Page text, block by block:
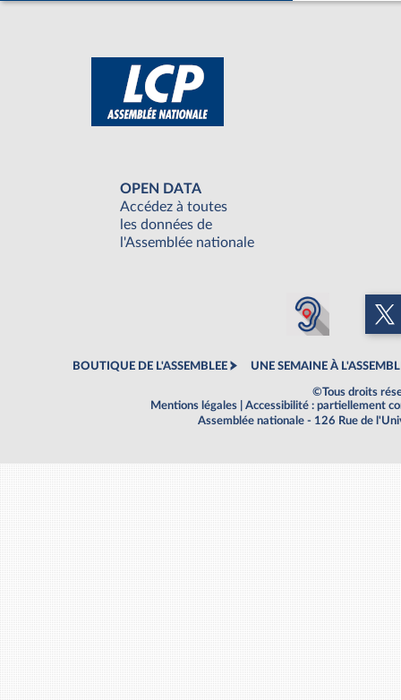
OPEN DATA
Accédez à toutes
les données de
l'Assemblée nationale
BOUTIQUE DE L'ASSEMBLEE UNE SEMAINE À
©Tous droits
Mentions légales
Accessibilité : partiellement
Assemblée nationale - 126 Rue de